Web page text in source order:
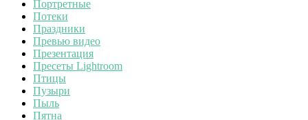
Портретные
Потеки
Праздники
Превью видео
Презентация
Пресеты Lightroom
Птицы
Пузыри
Пыль
Пятна